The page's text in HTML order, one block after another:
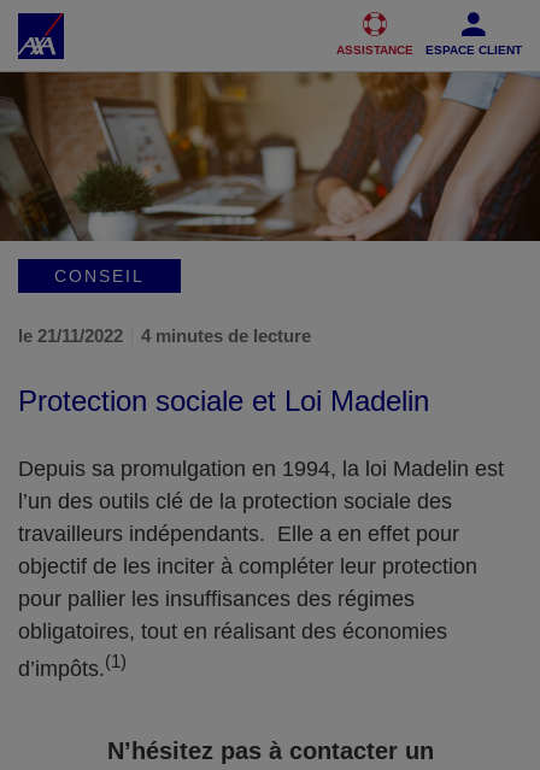
Accéder au Contenu Accéder au Pied de page
ASSISTANCE ESPACE CLIENT
CONSEIL
le 21/11/2022 4 minutes de lecture
Protection sociale et Loi Madelin
Depuis sa promulgation en 1994, la loi Madelin est
l’un des outils clé de la protection sociale des
travailleurs indépendants. Elle a en effet pour
objectif de les inciter à compléter leur protection
pour pallier les insuffisances des régimes
obligatoires, tout en réalisant des économies
d’impôts.(1)
N’hésitez pas à contacter un